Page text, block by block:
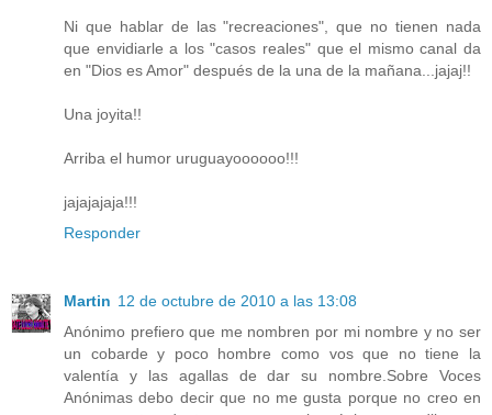
Ni que hablar de las "recreaciones", que no tienen nada
que envidiarle a los "casos reales" que el mismo canal da
en "Dios es Amor" después de la una de la mañana...jajaj!!
Una joyita!!
Arriba el humor uruguayoooooo!!!
jajajajaja!!!
Responder
Martin 12 de octubre de 2010 a las 13:08
Anónimo prefiero que me nombren por mi nombre y no ser
un cobarde y poco hombre como vos que no tiene la
valentía y las agallas de dar su nombre.Sobre Voces
Anónimas debo decir que no me gusta porque no creo en